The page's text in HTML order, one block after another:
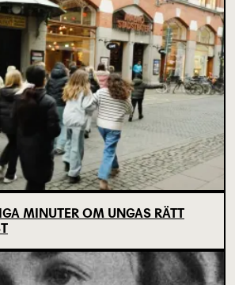
MINUTER OM UNGAS RÄTT